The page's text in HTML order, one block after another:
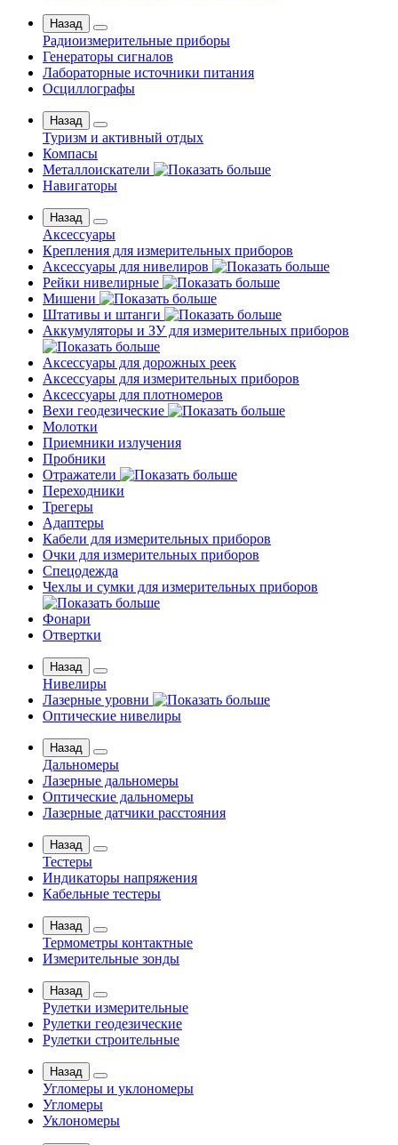
Назад
Радиоизмерительные приборы
Генераторы сигналов
Лабораторные источники питания
Осциллографы
Назад
Туризм и активный отдых
Компасы
Металлоискатели
Навигаторы
Назад
Аксессуары
Крепления для измерительных приборов
Аксессуары для нивелиров
Рейки нивелирные
Мишени
Штативы и штанги
Аккумуляторы и ЗУ для измерительных приборов
Аксессуары для дорожных реек
Аксессуары для измерительных приборов
Аксессуары для плотномеров
Вехи геодезические
Молотки
Приемники излучения
Пробники
Отражатели
Переходники
Трегеры
Адаптеры
Кабели для измерительных приборов
Очки для измерительных приборов
Спецодежда
Чехлы и сумки для измерительных приборов
Фонари
Отвертки
Назад
Нивелиры
Лазерные уровни
Оптические нивелиры
Назад
Дальномеры
Лазерные дальномеры
Оптические дальномеры
Лазерные датчики расстояния
Назад
Тестеры
Индикаторы напряжения
Кабельные тестеры
Назад
Термометры контактные
Измерительные зонды
Назад
Рулетки измерительные
Рулетки геодезические
Рулетки строительные
Назад
Угломеры и уклономеры
Угломеры
Уклономеры